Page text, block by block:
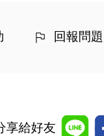
回報問題
享給好友